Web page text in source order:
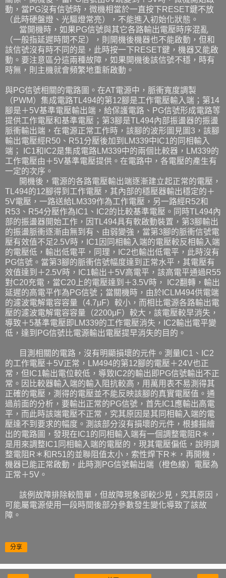
動，當PG沒有信號時，微機相當於一直按下RESET鍵不放
（此時硬盤燈、光驅燈常亮），不能進入初始化狀態。
當開機時，如果PG信號與其它各路輸出電壓時序混亂
（一般指延遲時間不足），則開機後機器也不能啟動，但和
該信號沒有時不同的是，此時按一下RESET鍵，機器又能啟
動。要注意區分這兩種故障，如果開機後該信號不穩，時有
時無，則主機就會頻繁地重新啟動。
與PG信號相關的電路圖。在AT電源中，脈衝寬度調製
（PWM）集成電路TL494的第12腳是工作電壓輸入端；第14
腳是＋5V基準電壓輸出端，給保護電路、PG信號形成電路等
提供工作電壓和基準電壓；第3腳是TL494內部振盪器的振盪
脈衝輸出端，在電源正常工作時，該腳的波形圖見圖3，該腳
輸出電壓經R50、R51分壓後加到LM339中IC1的同相輸入
端； IC1和IC2是集成電路LM339中的兩個比較器，LM339的
工作電壓由＋5V基準電壓提供。在電路中，各電壓的產生有
一定的次序。
開機後，電源的各路電壓輸出端逐漸建立起正常的電壓，
TL494的12腳得到工作電壓，其內部的穩壓器輸出穩定的＋
5V電壓，一路送給LM339作為工作電壓，另一路經R52和
R53、R54分壓作為IC1、IC2的比較基準電壓。同時TL494內
部的振盪器開始工作，因TL494具有軟啟動裝置，第3腳輸出
的振盪脈衝逐漸由無到有、由弱變強，當第3腳的脈衝信號電
壓有效值不足2.5V時，IC1因同相輸入端的電壓較反相輸入端
的電壓低，輸出低電平，同理，IC2也輸出低電平，此時沒有
PG信號。當第3腳的脈衝信號幅度達到正常水平，其電壓有
效值達到＋2.5V時，IC1輸出＋5V高電平，該高電平通過R55
對C20充電，當C20上的電壓達到＋3.5V時， IC2翻轉，輸出
延遲的高電平作為PG信號；當關機時，由於ICLM494供電端
的濾波電解電容容量（4.7μF）較小，而相比電源各路輸出電
壓的濾波電解電容容量（2200μF）較大，該電壓較早消失，
導致＋5基準電壓即LM339的工作電壓消失，IC2輸出電平變
低，達到PG信號比電源輸出電壓提早消失的目的。
目測相關的電路，沒有明顯損壞的元件。測量IC1、IC2
的工作電壓＋5V正常，LM494的第12腳的電壓＋24V也正
常，但IC1輸出電位較低，導致IC2的輸出即PG信號輸出不正
常。因比較器輸入端的輸入阻抗較高，用萬用表不易測得其
正確的電壓，測得的電壓並不能反映該腳的真實電壓值。通
過前面的分析，要輸出正常的PG信號，首先IC1應輸出高電
平，而此時該端電壓不正常，究其原因是其同相輸入端的電
壓達不到要求的幅度。測該部分沒有損壞的元件，根據描繪
出的電路圖，發現在IC1的同相輸入端有一個調整電阻R＊，
是用來調整IC1同相輸入端的電壓的，現其電壓偏低，說明調
整電阻R＊和R51的並聯阻值太小，索性焊下R＊，再開機，
機器已能正常啟動，此時測PG信號輸出端（橙色線）電壓為
正常＋5V。
該例故障排除較簡單，但故障現象卻較少見，究其原因，
可能屬電源使用一段時間後部分參數發生變化導致了該故
障。
分享